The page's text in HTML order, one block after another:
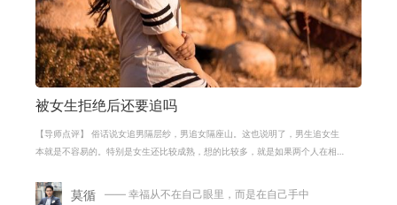
被女生拒绝后还要追吗
【导师点评】 俗话说女追男隔层纱，男追女隔座山。这也说明了，男生追女生
本就是不容易的。特别是女生还比较成熟，想的比较多，就是如果两个人在相
莫循 —— 幸福从不在自己眼里，而是在自己手中